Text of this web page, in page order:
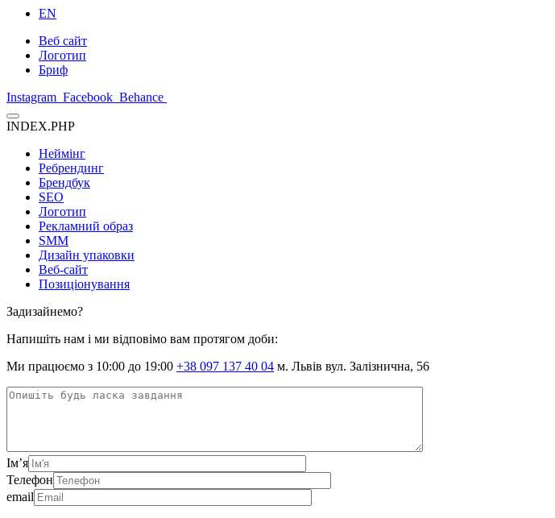
EN
Веб сайт
Логотип
Бриф
Instagram Facebook Behance
INDEX.PHP
Неймінг
Ребрендинг
Брендбук
SEO
Логотип
Рекламний образ
SMM
Дизайн упаковки
Веб-сайт
Позиціонування
Задизайнемо?
Напишіть нам і ми відповімо вам протягом доби:
Ми працюємо з 10:00 до 19:00 +38 097 137 40 04 м. Львів вул. Залізнична, 56
Ім’я
Телефон
email